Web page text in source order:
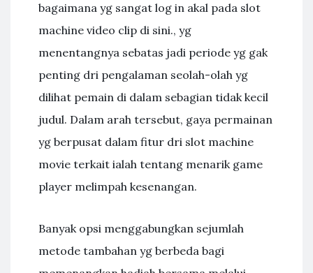
bagaimana yg sangat log in akal pada slot
machine video clip di sini., yg
menentangnya sebatas jadi periode yg gak
penting dri pengalaman seolah-olah yg
dilihat pemain di dalam sebagian tidak kecil
judul. Dalam arah tersebut, gaya permainan
yg berpusat dalam fitur dri slot machine
movie terkait ialah tentang menarik game
player melimpah kesenangan.
Banyak opsi menggabungkan sejumlah
metode tambahan yg berbeda bagi